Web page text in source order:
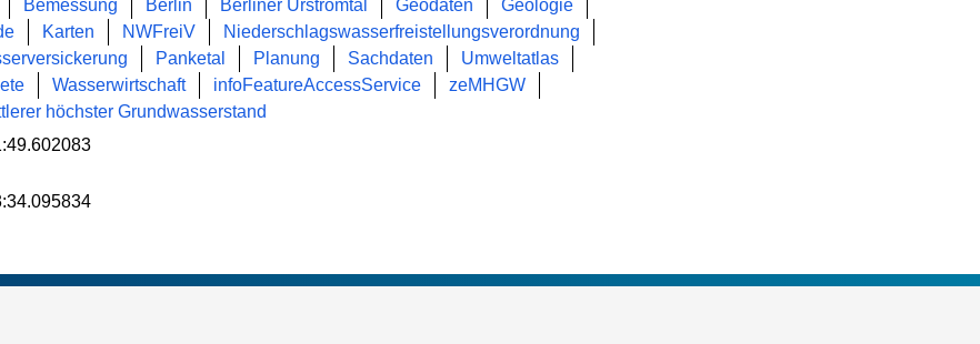
Bemessung Berlin Berliner Urstromtal Geodaten
Geologie
Karten NWFreiV
Niederschlagswasserfreistellungsverordnung
Panketal Planung Sachdaten
Umweltatlas
Wasserwirtschaft infoFeatureAccessService
zeMHGW
höchster Grundwasserstand